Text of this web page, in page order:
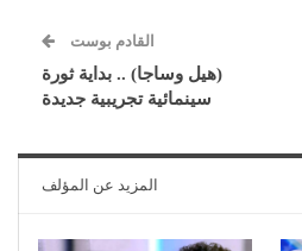
القادم بوست
(هيل وساجا) .. بداية ثورة
سينمائية تجريبية جديدة
المزيد عن المؤلف